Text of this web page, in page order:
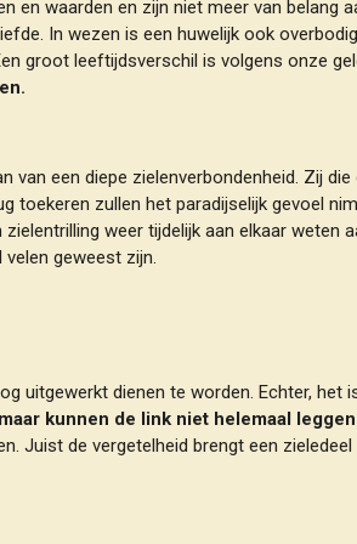
en waarden en zijn niet meer van belang
In wezen is een huwelijk ook
groot leeftijdsverschil is volgens onze
een diepe zielenverbondenheid. Zij
toekeren zullen het paradijselijk gevoel
weer tijdelijk aan elkaar weten
geweest zijn.
uitgewerkt dienen te worden. Echter, het
kunnen de link niet helemaal
Juist de vergetelheid brengt een